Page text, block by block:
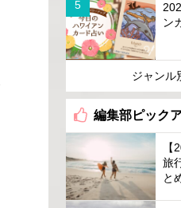
ン
ジャンル
編集部ピック
旅
と